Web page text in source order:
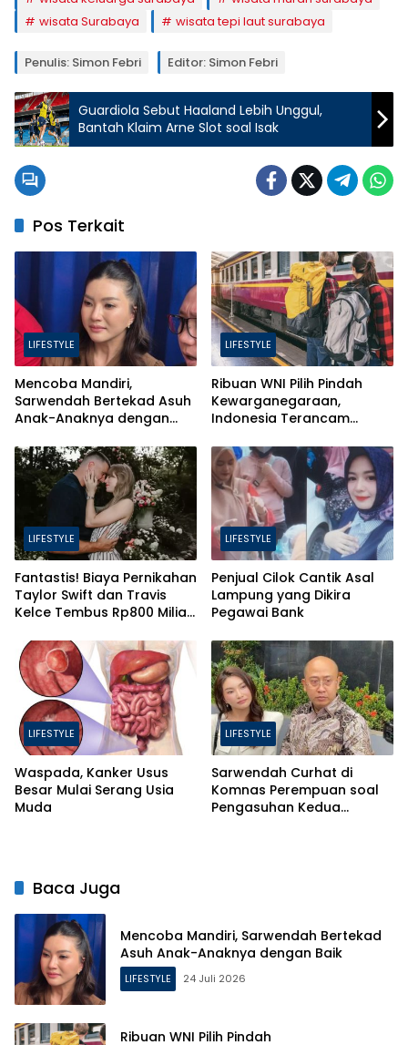
wisata Surabaya
wisata tepi laut surabaya
Penulis: Simon Febri Editor: Simon Febri
Guardiola Sebut Haaland Lebih Unggul,
Bantah Klaim Arne Slot soal Isak
Pos Terkait
LIFESTYLE
Mencoba Mandiri,
Sarwendah Bertekad Asuh
Anak-Anaknya dengan
LIFESTYLE
Ribuan WNI Pilih Pindah
Kewarganegaraan,
Indonesia Terancam
LIFESTYLE
Fantastis! Biaya Pernikahan
Taylor Swift dan Travis
Kelce Tembus Rp800 Miliar,
LIFESTYLE
Penjual Cilok Cantik Asal
Lampung yang Dikira
Pegawai Bank
LIFESTYLE
Waspada, Kanker Usus
Besar Mulai Serang Usia
Muda
LIFESTYLE
Sarwendah Curhat di
Komnas Perempuan soal
Pengasuhan Kedua
Baca Juga
Mencoba Mandiri, Sarwendah Bertekad
Asuh Anak-Anaknya dengan Baik
LIFESTYLE 24 Juli 2026
Ribuan WNI Pilih Pindah